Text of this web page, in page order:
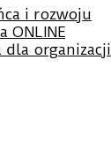
i rozwoju
ONLINE
dla organizacji